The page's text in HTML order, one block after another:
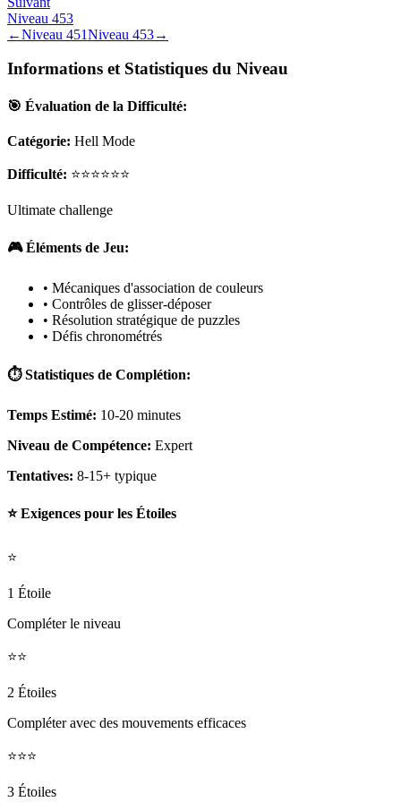
Niveau 453
←Niveau 451Niveau 453→
Informations et Statistiques du Niveau
🎯 Évaluation de la Difficulté:
Catégorie: Hell Mode
Difficulté: ⭐⭐⭐⭐⭐⭐
Ultimate challenge
🎮 Éléments de Jeu:
• Mécaniques d'association de couleurs
• Contrôles de glisser-déposer
• Résolution stratégique de puzzles
• Défis chronométrés
⏱️ Statistiques de Complétion:
Temps Estimé: 10-20 minutes
Niveau de Compétence: Expert
Tentatives: 8-15+ typique
⭐ Exigences pour les Étoiles
⭐
1 Étoile
Compléter le niveau
⭐⭐
2 Étoiles
Compléter avec des mouvements efficaces
⭐⭐⭐
3 Étoiles